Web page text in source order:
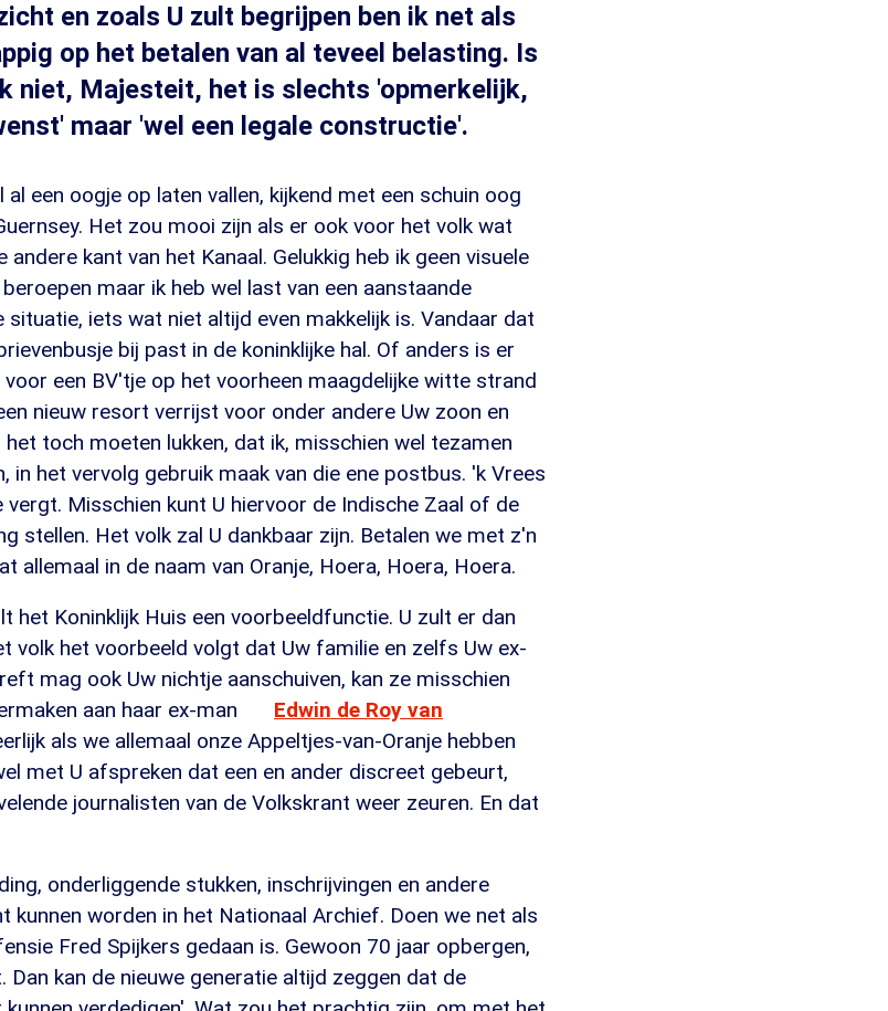
en zoals U zult begrijpen ben ik net als
op het betalen van al teveel belasting. Is
niet, Majesteit, het is slechts 'opmerkelijk,
maar 'wel een legale constructie'.
al een oogje op laten vallen, kijkend met een schuin oog
Het zou mooi zijn als er ook voor het volk wat
kant van het Kanaal. Gelukkig heb ik geen visuele
maar ik heb wel last van een aanstaande
iets wat niet altijd even makkelijk is. Vandaar dat
bij past in de koninklijke hal. Of anders is er
een BV'tje op het voorheen maagdelijke witte strand
nieuw resort verrijst voor onder andere Uw zoon en
toch moeten lukken, dat ik, misschien wel tezamen
in het vervolg gebruik maak van die ene postbus. 'k Vrees
Misschien kunt U hiervoor de Indische Zaal of de
stellen. Het volk zal U dankbaar zijn. Betalen we met z'n
allemaal in de naam van Oranje, Hoera, Hoera, Hoera.
het Koninklijk Huis een voorbeeldfunctie. U zult er dan
volk het voorbeeld volgt dat Uw familie en zelfs Uw ex-
mag ook Uw nichtje aanschuiven, kan ze misschien
aan haar ex-man
Edwin de Roy van
als we allemaal onze Appeltjes-van-Oranje hebben
met U afspreken dat een en ander discreet gebeurt,
journalisten van de Volkskrant weer zeuren. En dat
onderliggende stukken, inschrijvingen en andere
kunnen worden in het Nationaal Archief. Doen we net als
Fred Spijkers gedaan is. Gewoon 70 jaar opbergen,
kan de nieuwe generatie altijd zeggen dat de